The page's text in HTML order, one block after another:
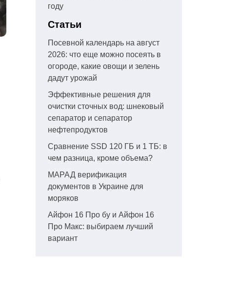
году
Статьи
Посевной календарь на август
2026: что еще можно посеять в
огороде, какие овощи и зелень
дадут урожай
Эффективные решения для
очистки сточных вод: шнековый
сепаратор и сепаратор
нефтепродуктов
Сравнение SSD 120 ГБ и 1 ТБ: в
чем разница, кроме объема?
МАРАД верификация
документов в Украине для
моряков
Айфон 16 Про бу и Айфон 16
Про Макс: выбираем лучший
вариант